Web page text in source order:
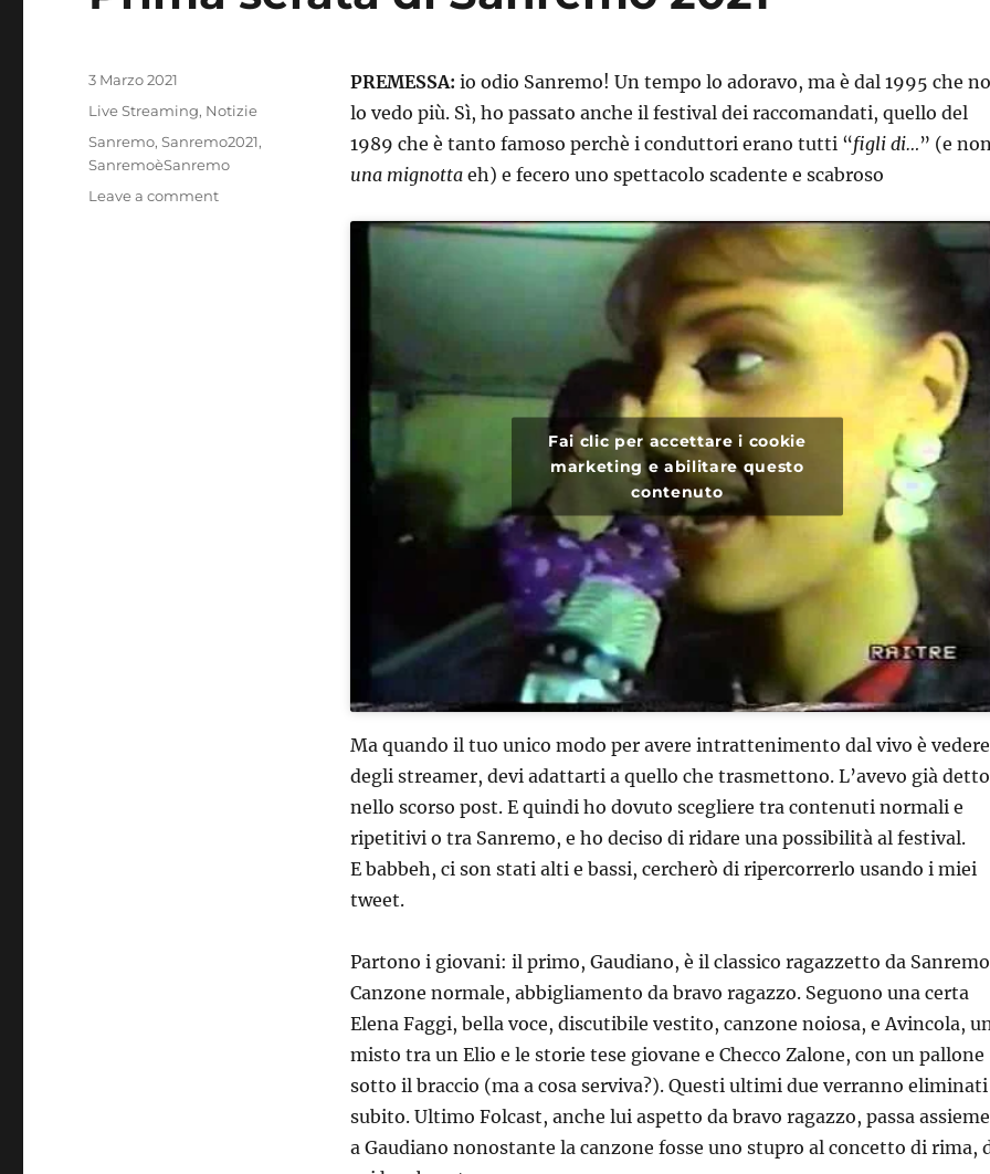
PREMESSA: io odio Sanremo! Un tempo lo adoravo, ma è dal 1995 che
lo vedo più. Sì, ho passato anche il festival dei raccomandati, quello del
1989 che è tanto famoso perchè i conduttori erano tutti “figli di…” (e
una mignottaeh) e fecero uno spettacolo scadente e scabroso
Fai clic per accettare i cookie
marketing e abilitare questo
contenuto
Ma quando il tuo unico modo per avere intrattenimento dal vivo è vedere
degli streamer, devi adattarti a quello che trasmettono. L’avevo già detto
nello scorso post. E quindi ho dovuto scegliere tra contenuti normali e
ripetitivi o tra Sanremo, e ho deciso di ridare una possibilità al festival.
E babbeh, ci son stati alti e bassi, cercherò di ripercorrerlo usando i miei
tweet.
Partono i giovani: il primo, Gaudiano, è il classico ragazzetto da
Canzone normale, abbigliamento da bravo ragazzo. Seguono una certa
Elena Faggi, bella voce, discutibile vestito, canzone noiosa, e Avincola,
misto tra un Elio e le storie tese giovane e Checco Zalone, con un pallone
sotto il braccio (ma a cosa serviva?). Questi ultimi due verranno eliminati
subito. Ultimo Folcast, anche lui aspetto da bravo ragazzo, passa assieme
a Gaudiano nonostante la canzone fosse uno stupro al concetto di rima,
Posted
on
3 Marzo 2021
Categories
Live Streaming, Notizie
Tags
Sanremo,Sanremo2021,
SanremoèSanremo
Leave a commenton